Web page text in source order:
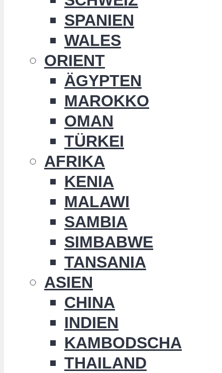
SPANIEN
WALES
ORIENT
ÄGYPTEN
MAROKKO
OMAN
TÜRKEI
AFRIKA
KENIA
MALAWI
SAMBIA
SIMBABWE
TANSANIA
ASIEN
CHINA
INDIEN
KAMBODSCHA
THAILAND